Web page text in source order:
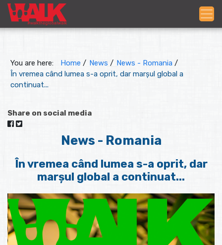
You are here: Home / News / News - Romania /
În vremea când lumea s-a oprit, dar marșul global a
continuat...
Share on social media
News - Romania
În vremea când lumea s-a oprit, dar
marșul global a continuat...